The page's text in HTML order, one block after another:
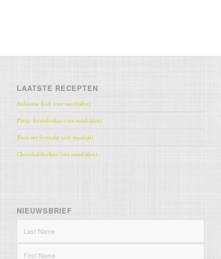
LAATSTE RECEPTEN
Italiaanse koek (vier maaltijden)
Pittige kerriekoekjes (vier maaltijden)
Toast met kerriedip (één maaltijd)
Chocoladekoekjes (vier maaltijden)
NIEUWSBRIEF